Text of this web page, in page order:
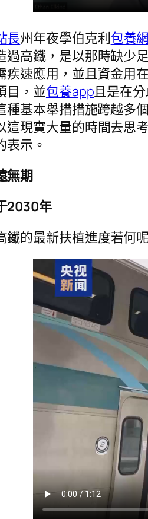
長州年夜學伯克利包養
過高鐵，是以那時缺少
疾速應用，並且資金用
目，並包養app且是在
種基本舉措措施跨越多
這現實大量的時間去思
表示。
無期
2030年
鐵的最新扶植進度若何